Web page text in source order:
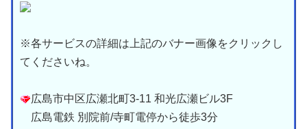
※各サービスの詳細は上記のバナー画像をクリックし
てくださいね。
広島市中区広瀬北町3-11 和光広瀬ビル3F
広島電鉄 別院前/寺町電停から徒歩3分